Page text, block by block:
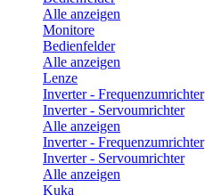
Alle anzeigen
Monitore
Bedienfelder
Alle anzeigen
Lenze
Inverter - Frequenzumrichter
Inverter - Servoumrichter
Alle anzeigen
Inverter - Frequenzumrichter
Inverter - Servoumrichter
Alle anzeigen
Kuka